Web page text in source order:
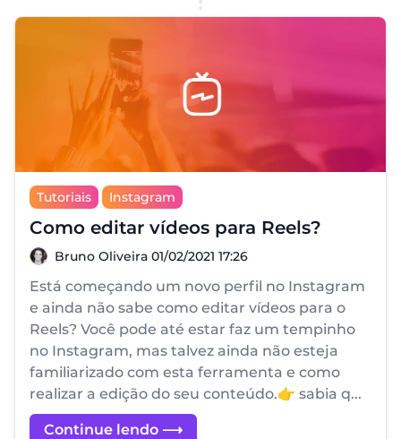
Tutoriais Instagram
Como editar vídeos para Reels?
Bruno Oliveira
Bruno Oliveira 01/02/2021 17:26
Está começando um novo perfil no Instagram
e ainda não sabe como editar vídeos para o
Reels? Você pode até estar faz um tempinho
no Instagram, mas talvez ainda não esteja
familiarizado com esta ferramenta e como
realizar a edição do seu conteúdo.👉 sabia q...
Continue lendo ⟶